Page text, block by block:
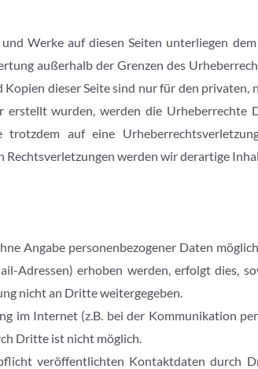
Werke auf diesen Seiten unterliegen
außerhalb der Grenzen des
dieser Seite sind nur für den
wurden, werden die Urheberrechte
trotzdem auf eine
werden wir derartige
Angabe personenbezogener Daten
Adressen) erhoben werden, erfolgt dies,
nicht an Dritte weitergegeben.
im Internet (z.B. bei der Kommunikation
Dritte ist nicht möglich.
veröffentlichten Kontaktdaten durch